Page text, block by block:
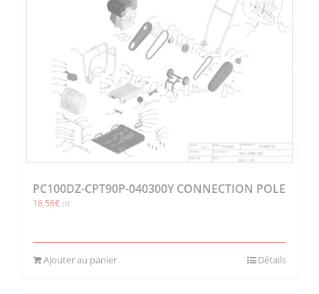
PC100DZ-CPT90P-040300Y CONNECTION POLE
16,56€ HT
Ajouter au panier Détails